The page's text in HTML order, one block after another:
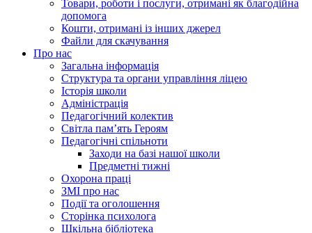
Товари, роботи і послуги, отримані як благодійна
допомога
Кошти, отримані із інших джерел
Файли для скачування
Про нас
Загальна інформація
Структура та органи управління ліцею
Історія школи
Адміністрація
Педагогічний колектив
Світла пам’ять Героям
Педагогічні спільноти
Заходи на базі нашої школи
Предметні тижні
Охорона праці
ЗМІ про нас
Події та оголошення
Сторінка психолога
Шкільна бібліотека